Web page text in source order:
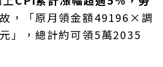
，「原月領金額49196×調
」，總計約可領5萬2035